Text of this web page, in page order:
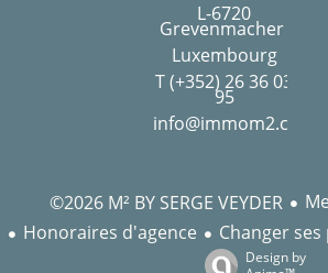
L-6720
Grevenmacher
Luxembourg
T (+352) 26 36 03
95
info@immom2.com
©2026 M² BY SERGE VEYDER
Honoraires d'agence
Changer
Design by